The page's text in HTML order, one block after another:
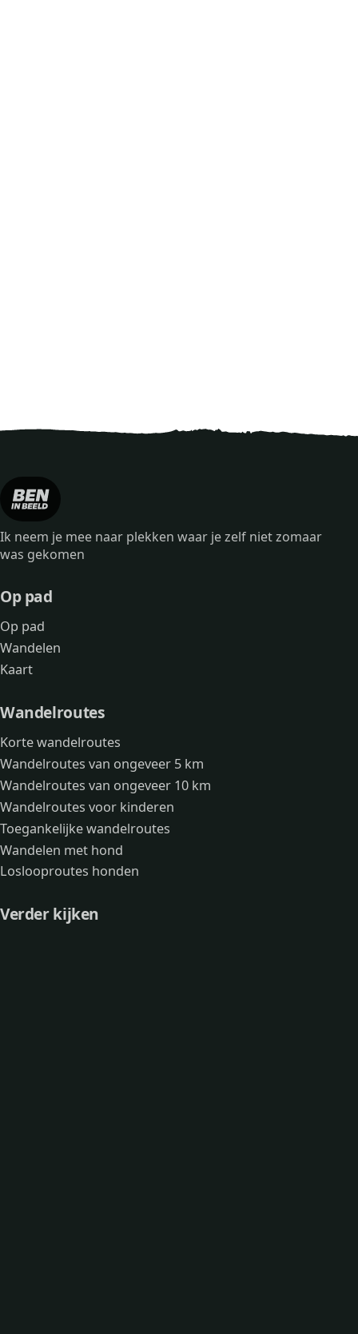
Ik neem je mee naar plekken waar je zelf niet zomaar
was gekomen
Op pad
Op pad
Wandelen
Kaart
Wandelroutes
Korte wandelroutes
Wandelroutes van ongeveer 5 km
Wandelroutes van ongeveer 10 km
Wandelroutes voor kinderen
Toegankelijke wandelroutes
Wandelen met hond
Loslooproutes honden
Verder kijken